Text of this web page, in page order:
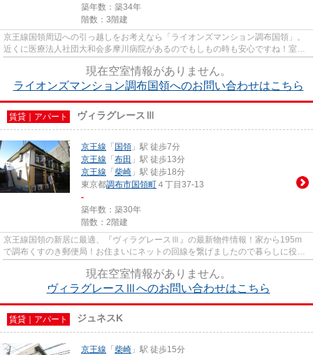
築年数：築34年
階数：3階建
京王線国領周辺への引っ越しをお考えなら「ライオンズマンション調布国領」。
近くに医療法人社団大和会多摩川病院があるのでもしもの時も安心ですね！室内
現在空室情報がありません。
ライオンズマンション調布国領へのお問い合わせはこちら
賃貸｜アパート ヴィラグレースⅢ
京王線 「 国領 」駅 徒歩7分
京王線 「 布田 」駅 徒歩13分
京王線 「 柴崎 」駅 徒歩18分
東京都調布市国領町 ４丁目37-13
-
築年数：築30年
階数：2階建
京王線国領の新居に最適、『ヴィラグレースⅢ』の最新物件情報！家から195m
で調布くすのき郵便局！お住まいにネットの回線を繋げましたので暮らしに役立
現在空室情報がありません。
ヴィラグレースⅢへのお問い合わせはこちら
賃貸｜アパート ジュネスK
京王線 「 柴崎 」駅 徒歩15分